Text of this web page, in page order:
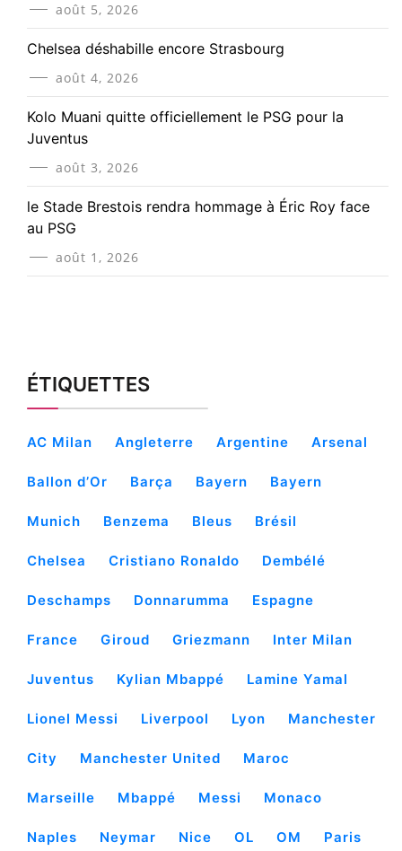
août 5, 2026
Chelsea déshabille encore Strasbourg
août 4, 2026
Kolo Muani quitte officiellement le PSG pour la
Juventus
août 3, 2026
le Stade Brestois rendra hommage à Éric Roy face
au PSG
août 1, 2026
ÉTIQUETTES
AC Milan Angleterre Argentine Arsenal
Ballon d’Or Barça Bayern Bayern
Munich Benzema Bleus Brésil
Chelsea Cristiano Ronaldo Dembélé
Deschamps Donnarumma Espagne
France Giroud Griezmann Inter Milan
Juventus Kylian Mbappé Lamine Yamal
Lionel Messi Liverpool Lyon Manchester
City Manchester United Maroc
Marseille Mbappé Messi Monaco
Naples Neymar Nice OL OM Paris